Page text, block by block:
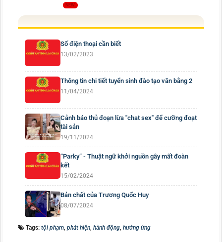
Số điện thoại cần biết
13/02/2023
Thông tin chi tiết tuyển sinh đào tạo văn bằng 2
11/04/2024
Cảnh báo thủ đoạn lừa "chat sex" để cưỡng đoạt
tài sản
19/11/2024
“Parky” - Thuật ngữ khởi nguồn gây mất đoàn
kết
15/02/2024
Bản chất của Trương Quốc Huy
08/07/2024
Tags: tội phạm, phát hiện, hành động, hưởng ứng